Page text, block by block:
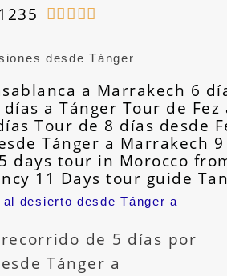
1235
    
desde Tánger
desierto desde Tánger a
de 5 días por
Tánger a